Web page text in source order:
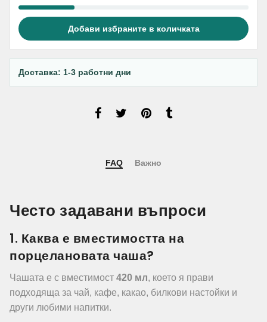
Добави избраните в количката
Доставка: 1-3 работни дни
FAQ Важно
Често задавани въпроси
1. Каква е вместимостта на
порцелановата чаша?
Чашата е с вместимост 420 мл, което я прави
подходяща за чай, кафе, какао, билкови настойки и
други любими напитки.